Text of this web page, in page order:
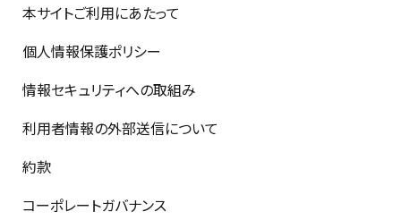
本サイトご利用にあたって
個人情報保護ポリシー
情報セキュリティへの取組み
利用者情報の外部送信について
約款
コーポレートガバナンス